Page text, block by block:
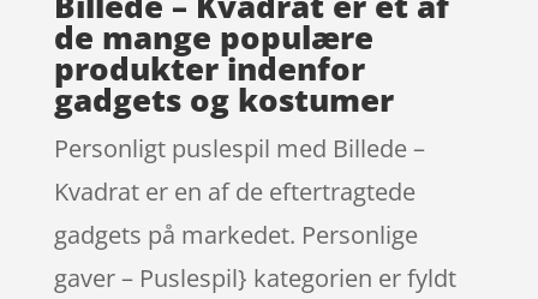
de mange populære
produkter indenfor
gadgets og kostumer
Personligt puslespil med Billede –
Kvadrat er en af de eftertragtede
gadgets på markedet. Personlige
gaver – Puslespil} kategorien er fyldt